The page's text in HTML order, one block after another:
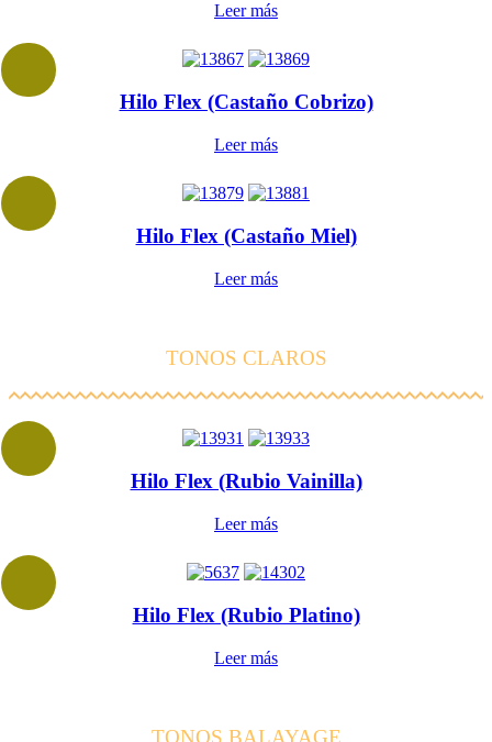
Leer más
Hilo Flex (Castaño Cobrizo)
Leer más
Hilo Flex (Castaño Miel)
Leer más
TONOS CLAROS
Hilo Flex (Rubio Vainilla)
Leer más
Hilo Flex (Rubio Platino)
Leer más
TONOS BALAYAGE